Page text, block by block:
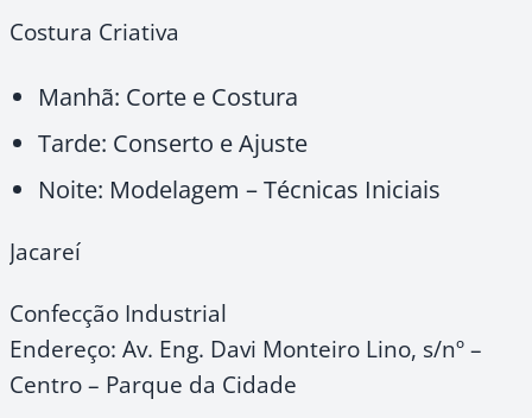
Costura Criativa
Manhã: Corte e Costura
Tarde: Conserto e Ajuste
Noite: Modelagem – Técnicas Iniciais
Jacareí
Confecção Industrial
Endereço: Av. Eng. Davi Monteiro Lino, s/nº –
Centro – Parque da Cidade